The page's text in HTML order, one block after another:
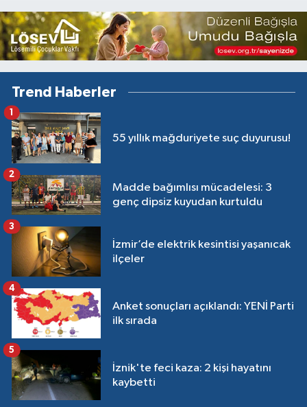
Trend Haberler
55 yıllık mağduriyete suç duyurusu!
1
Madde bağımlısı mücadelesi: 3
genç dipsiz kuyudan kurtuldu
2
İzmir’de elektrik kesintisi yaşanıcak
ilçeler
3
Anket sonuçları açıklandı: YENİ Parti
ilk sırada
4
İznik'te feci kaza: 2 kişi hayatını
kaybetti
5